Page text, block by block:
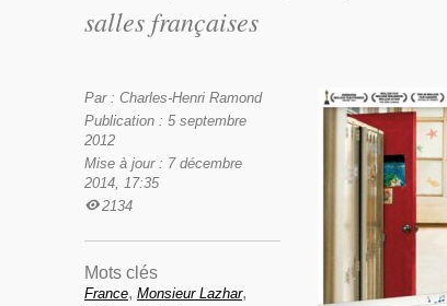
salles françaises
Par : Charles-Henri Ramond
Publication : 5 septembre
2012
Mise à jour : 7 décembre
2014, 17:35
2134
Mots clés
France, Monsieur Lazhar,